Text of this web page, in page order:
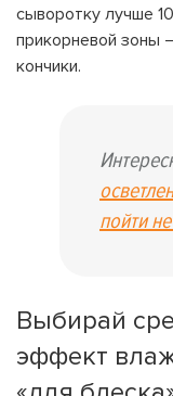
сыворотку лучше
прикорневой зоны
кончики.
пойти
Выбирай
эффект